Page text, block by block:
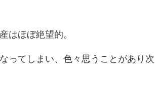
はほぼ絶望的。
ってしまい、色々思うことがあり次